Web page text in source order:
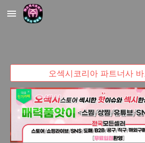
Skip to main content
오섹시코리아 파트너사